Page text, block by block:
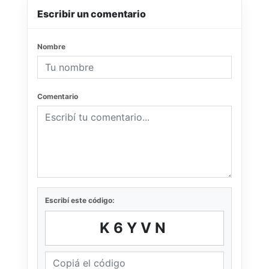
Escribir un comentario
Nombre
Comentario
Escribí este código:
K6YVN